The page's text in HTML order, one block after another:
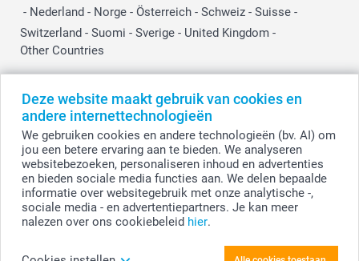
Deze website maakt gebruik van cookies en
andere internettechnologieën
We gebruiken cookies en andere technologieën (bv. AI) om
jou een betere ervaring aan te bieden. We analyseren
websitebezoeken, personaliseren inhoud en advertenties
en bieden sociale media functies aan. We delen bepaalde
informatie over websitegebruik met onze analytische -,
sociale media - en advertentiepartners. Je kan meer
nalezen over ons cookiebeleid hier.
- Nederland - Norge - Österreich - Schweiz - Suisse -
Switzerland - Suomi - Sverige - United Kingdom -
Other Countries
© smartphoto group. Alle rechten voorbehouden.Disclaimer
Alle prijzen zijn in EURO (€) inclusief BTW en exclusief verzendkosten.